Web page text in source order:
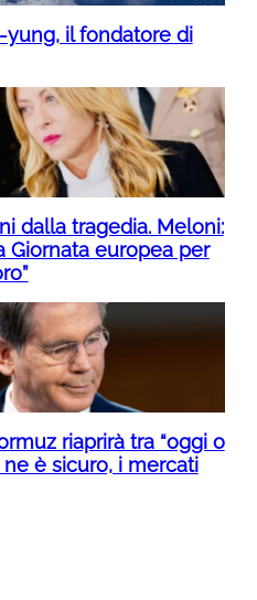
yung, il fondatore di
dalla tragedia. Meloni:
Giornata europea per
riaprirà tra “oggi o
ne è sicuro, i mercati